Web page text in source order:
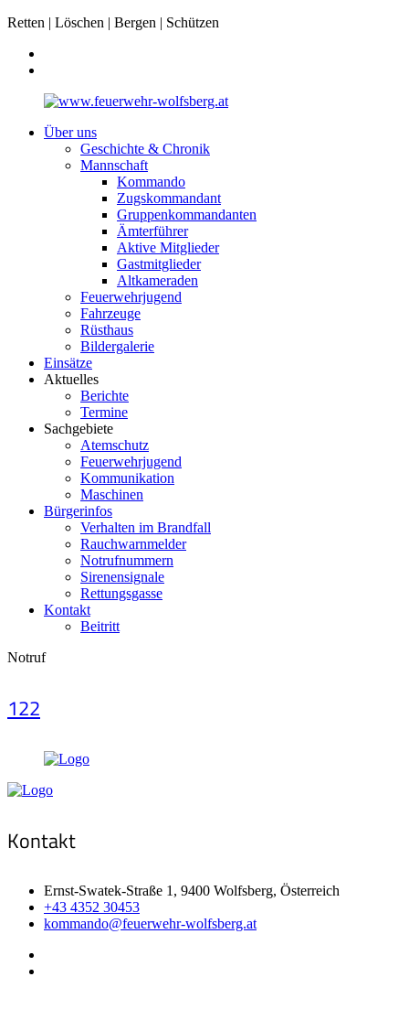
Retten | Löschen | Bergen | Schützen
Über uns
Geschichte & Chronik
Mannschaft
Kommando
Zugskommandant
Gruppenkommandanten
Ämterführer
Aktive Mitglieder
Gastmitglieder
Altkameraden
Feuerwehrjugend
Fahrzeuge
Rüsthaus
Bildergalerie
Einsätze
Aktuelles
Berichte
Termine
Sachgebiete
Atemschutz
Feuerwehrjugend
Kommunikation
Maschinen
Bürgerinfos
Verhalten im Brandfall
Rauchwarnmelder
Notrufnummern
Sirenensignale
Rettungsgasse
Kontakt
Beitritt
Notruf
122
Kontakt
Ernst-Swatek-Straße 1, 9400 Wolfsberg, Österreich
+43 4352 30453
kommando@feuerwehr-wolfsberg.at